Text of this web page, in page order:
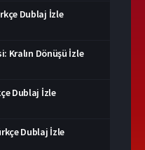
Dublaj İzle
Kralın Dönüşü İzle
Dublaj İzle
Dublaj İzle